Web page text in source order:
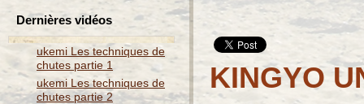
Dernières vidéos
ukemi Les techniques de
chutes partie 1
ukemi Les techniques de
chutes partie 2
KINGYO